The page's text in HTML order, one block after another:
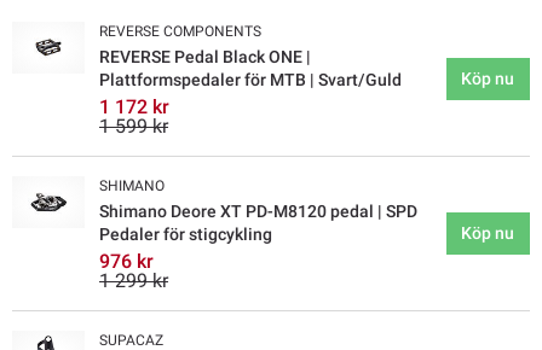
REVERSE COMPONENTS
REVERSE Pedal Black ONE |
Plattformspedaler för MTB | Svart/Guld
1 172 kr
1 599 kr
Köp nu
SHIMANO
Shimano Deore XT PD-M8120 pedal | SPD
Pedaler för stigcykling
976 kr
1 299 kr
Köp nu
SUPACAZ